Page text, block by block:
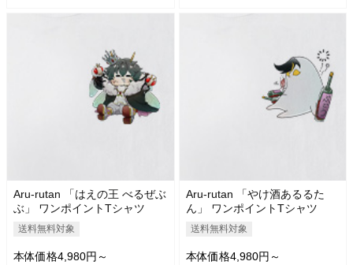
Aru-rutan 「はえの王 べるぜぶ
ぶ」 ワンポイントTシャツ
送料無料対象
本体価格4,980円～
Aru-rutan 「やけ酒あるるた
ん」 ワンポイントTシャツ
送料無料対象
本体価格4,980円～